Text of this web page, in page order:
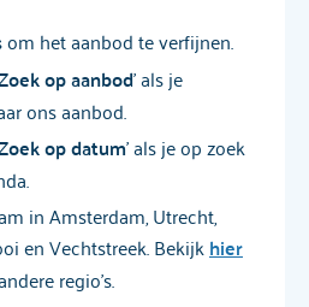
om het aanbod te verfijnen.
op aanbod' als je
ons aanbod.
op datum' als je op zoek
in Amsterdam, Utrecht,
en Vechtstreek. Bekijkhier
regio's.